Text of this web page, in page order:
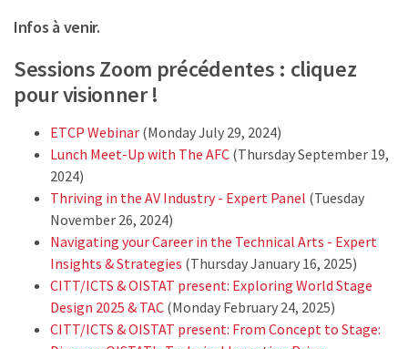
Infos à venir.
Sessions Zoom précédentes : cliquez
pour visionner !
ETCP Webinar (Monday July 29, 2024)
Lunch Meet-Up with The AFC (Thursday September 19,
2024)
Thriving in the AV Industry - Expert Panel (Tuesday
November 26, 2024)
Navigating your Career in the Technical Arts - Expert
Insights & Strategies (Thursday January 16, 2025)
CITT/ICTS & OISTAT present: Exploring World Stage
Design 2025 & TAC (Monday February 24, 2025)
CITT/ICTS & OISTAT present: From Concept to Stage: